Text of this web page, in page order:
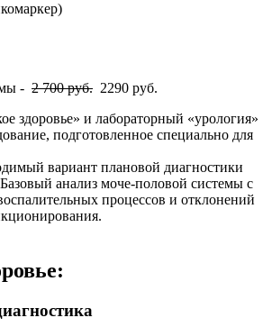
- 2 700 руб. 2290 руб.
здоровье» и лабораторный «урология»
подготовленное специально для
вариант плановой диагностики
анализ моче-половой системы с
процессов и отклонений